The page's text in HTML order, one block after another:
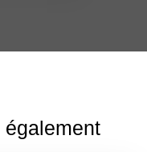
également